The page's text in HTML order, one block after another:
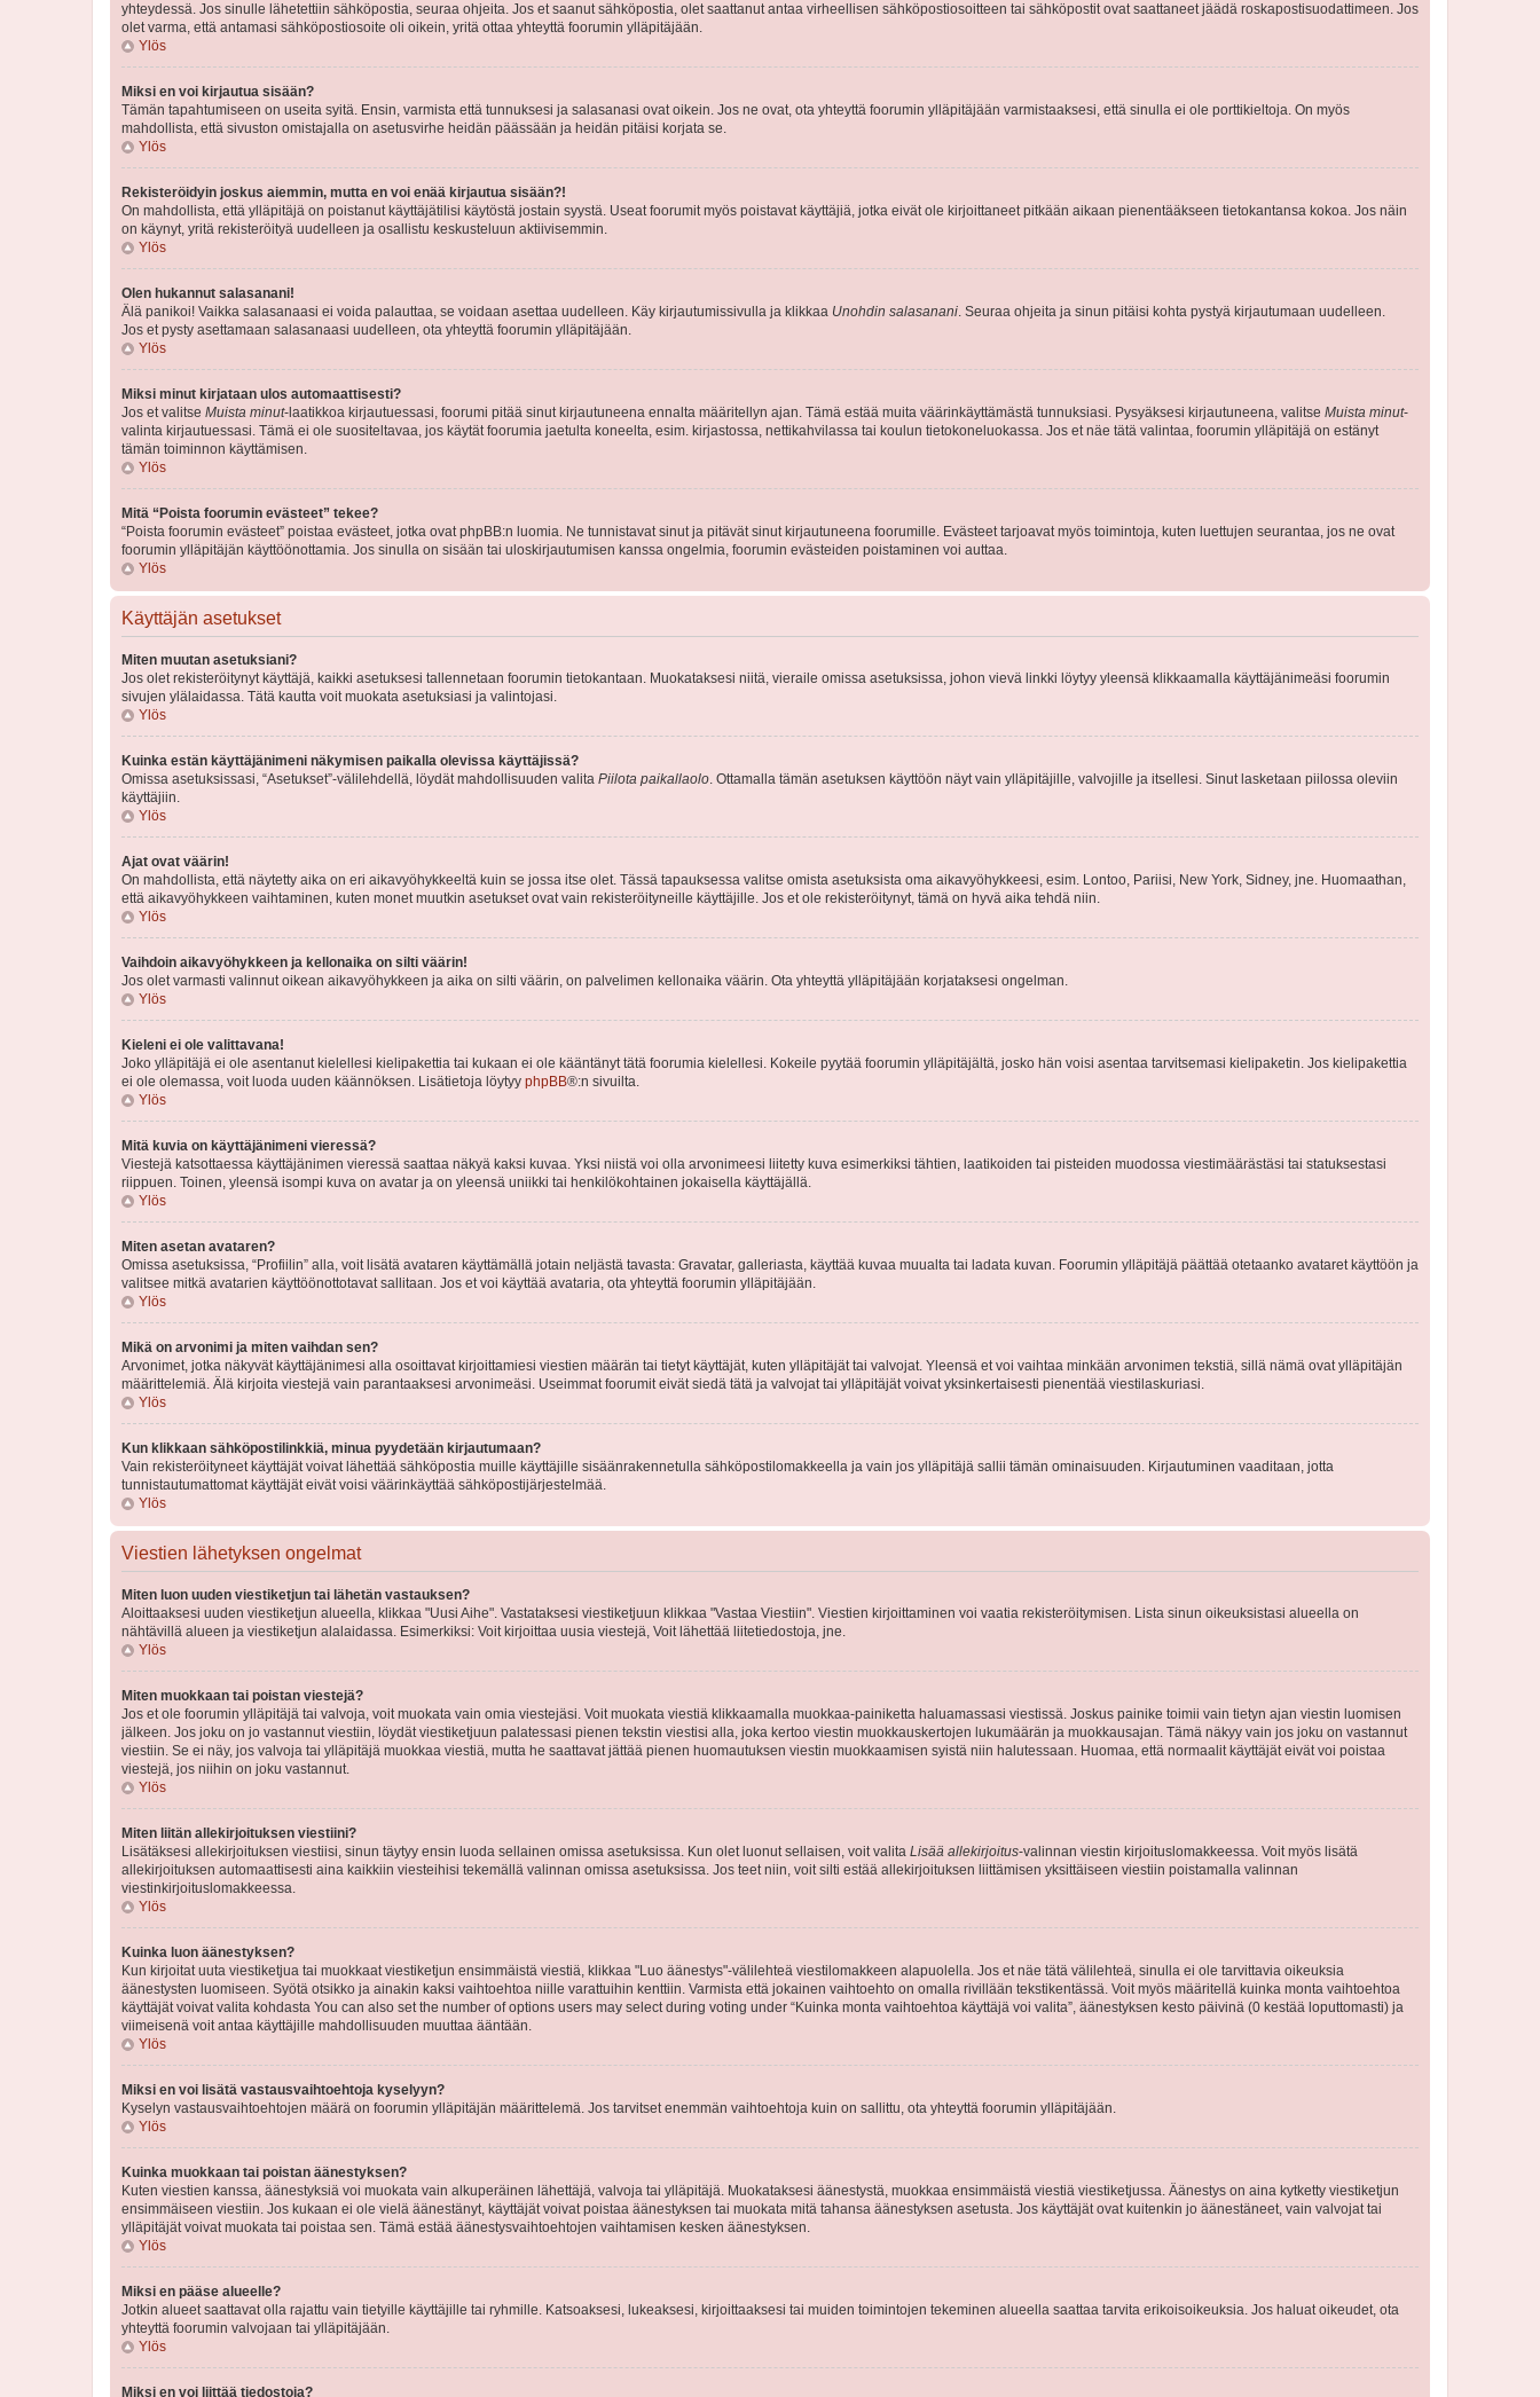
yhteydessä. Jos sinulle lähetettiin sähköpostia, seuraa ohjeita. Jos et saanut sähköpostia, olet saattanut antaa virheellisen sähköpostiosoitteen tai sähköpostit ovat saattaneet jäädä roskapostisuodattimeen. Jos
olet varma, että antamasi sähköpostiosoite oli oikein, yritä ottaa yhteyttä foorumin ylläpitäjään.
Ylös
Miksi en voi kirjautua sisään?
Tämän tapahtumiseen on useita syitä. Ensin, varmista että tunnuksesi ja salasanasi ovat oikein. Jos ne ovat, ota yhteyttä foorumin ylläpitäjään varmistaaksesi, että sinulla ei ole porttikieltoja. On myös
mahdollista, että sivuston omistajalla on asetusvirhe heidän päässään ja heidän pitäisi korjata se.
Ylös
Rekisteröidyin joskus aiemmin, mutta en voi enää kirjautua sisään?!
On mahdollista, että ylläpitäjä on poistanut käyttäjätilisi käytöstä jostain syystä. Useat foorumit myös poistavat käyttäjiä, jotka eivät ole kirjoittaneet pitkään aikaan pienentääkseen tietokantansa kokoa. Jos näin
on käynyt, yritä rekisteröityä uudelleen ja osallistu keskusteluun aktiivisemmin.
Ylös
Olen hukannut salasanani!
Älä panikoi! Vaikka salasanaasi ei voida palauttaa, se voidaan asettaa uudelleen. Käy kirjautumissivulla ja klikkaa Unohdin salasanani. Seuraa ohjeita ja sinun pitäisi kohta pystyä kirjautumaan uudelleen.
Jos et pysty asettamaan salasanaasi uudelleen, ota yhteyttä foorumin ylläpitäjään.
Ylös
Miksi minut kirjataan ulos automaattisesti?
Jos et valitse Muista minut-laatikkoa kirjautuessasi, foorumi pitää sinut kirjautuneena ennalta määritellyn ajan. Tämä estää muita väärinkäyttämästä tunnuksiasi. Pysyäksesi kirjautuneena, valitse Muista minut-
valinta kirjautuessasi. Tämä ei ole suositeltavaa, jos käytät foorumia jaetulta koneelta, esim. kirjastossa, nettikahvilassa tai koulun tietokoneluokassa. Jos et näe tätä valintaa, foorumin ylläpitäjä on estänyt
tämän toiminnon käyttämisen.
Ylös
Mitä “Poista foorumin evästeet” tekee?
“Poista foorumin evästeet” poistaa evästeet, jotka ovat phpBB:n luomia. Ne tunnistavat sinut ja pitävät sinut kirjautuneena foorumille. Evästeet tarjoavat myös toimintoja, kuten luettujen seurantaa, jos ne ovat
foorumin ylläpitäjän käyttöönottamia. Jos sinulla on sisään tai uloskirjautumisen kanssa ongelmia, foorumin evästeiden poistaminen voi auttaa.
Ylös
Käyttäjän asetukset
Miten muutan asetuksiani?
Jos olet rekisteröitynyt käyttäjä, kaikki asetuksesi tallennetaan foorumin tietokantaan. Muokataksesi niitä, vieraile omissa asetuksissa, johon vievä linkki löytyy yleensä klikkaamalla käyttäjänimeäsi foorumin
sivujen ylälaidassa. Tätä kautta voit muokata asetuksiasi ja valintojasi.
Ylös
Kuinka estän käyttäjänimeni näkymisen paikalla olevissa käyttäjissä?
Omissa asetuksissasi, “Asetukset”-välilehdellä, löydät mahdollisuuden valita Piilota paikallaolo. Ottamalla tämän asetuksen käyttöön näyt vain ylläpitäjille, valvojille ja itsellesi. Sinut lasketaan piilossa oleviin
käyttäjiin.
Ylös
Ajat ovat väärin!
On mahdollista, että näytetty aika on eri aikavyöhykkeeltä kuin se jossa itse olet. Tässä tapauksessa valitse omista asetuksista oma aikavyöhykkeesi, esim. Lontoo, Pariisi, New York, Sidney, jne. Huomaathan,
että aikavyöhykkeen vaihtaminen, kuten monet muutkin asetukset ovat vain rekisteröityneille käyttäjille. Jos et ole rekisteröitynyt, tämä on hyvä aika tehdä niin.
Ylös
Vaihdoin aikavyöhykkeen ja kellonaika on silti väärin!
Jos olet varmasti valinnut oikean aikavyöhykkeen ja aika on silti väärin, on palvelimen kellonaika väärin. Ota yhteyttä ylläpitäjään korjataksesi ongelman.
Ylös
Kieleni ei ole valittavana!
Joko ylläpitäjä ei ole asentanut kielellesi kielipakettia tai kukaan ei ole kääntänyt tätä foorumia kielellesi. Kokeile pyytää foorumin ylläpitäjältä, josko hän voisi asentaa tarvitsemasi kielipaketin. Jos kielipakettia
ei ole olemassa, voit luoda uuden käännöksen. Lisätietoja löytyy phpBB®:n sivuilta.
Ylös
Mitä kuvia on käyttäjänimeni vieressä?
Viestejä katsottaessa käyttäjänimen vieressä saattaa näkyä kaksi kuvaa. Yksi niistä voi olla arvonimeesi liitetty kuva esimerkiksi tähtien, laatikoiden tai pisteiden muodossa viestimäärästäsi tai statuksestasi
riippuen. Toinen, yleensä isompi kuva on avatar ja on yleensä uniikki tai henkilökohtainen jokaisella käyttäjällä.
Ylös
Miten asetan avataren?
Omissa asetuksissa, “Profiilin” alla, voit lisätä avataren käyttämällä jotain neljästä tavasta: Gravatar, galleriasta, käyttää kuvaa muualta tai ladata kuvan. Foorumin ylläpitäjä päättää otetaanko avataret käyttöön ja
valitsee mitkä avatarien käyttöönottotavat sallitaan. Jos et voi käyttää avataria, ota yhteyttä foorumin ylläpitäjään.
Ylös
Mikä on arvonimi ja miten vaihdan sen?
Arvonimet, jotka näkyvät käyttäjänimesi alla osoittavat kirjoittamiesi viestien määrän tai tietyt käyttäjät, kuten ylläpitäjät tai valvojat. Yleensä et voi vaihtaa minkään arvonimen tekstiä, sillä nämä ovat ylläpitäjän
määrittelemiä. Älä kirjoita viestejä vain parantaaksesi arvonimeäsi. Useimmat foorumit eivät siedä tätä ja valvojat tai ylläpitäjät voivat yksinkertaisesti pienentää viestilaskuriasi.
Ylös
Kun klikkaan sähköpostilinkkiä, minua pyydetään kirjautumaan?
Vain rekisteröityneet käyttäjät voivat lähettää sähköpostia muille käyttäjille sisäänrakennetulla sähköpostilomakkeella ja vain jos ylläpitäjä sallii tämän ominaisuuden. Kirjautuminen vaaditaan, jotta
tunnistautumattomat käyttäjät eivät voisi väärinkäyttää sähköpostijärjestelmää.
Ylös
Viestien lähetyksen ongelmat
Miten luon uuden viestiketjun tai lähetän vastauksen?
Aloittaaksesi uuden viestiketjun alueella, klikkaa "Uusi Aihe". Vastataksesi viestiketjuun klikkaa "Vastaa Viestiin". Viestien kirjoittaminen voi vaatia rekisteröitymisen. Lista sinun oikeuksistasi alueella on
nähtävillä alueen ja viestiketjun alalaidassa. Esimerkiksi: Voit kirjoittaa uusia viestejä, Voit lähettää liitetiedostoja, jne.
Ylös
Miten muokkaan tai poistan viestejä?
Jos et ole foorumin ylläpitäjä tai valvoja, voit muokata vain omia viestejäsi. Voit muokata viestiä klikkaamalla muokkaa-painiketta haluamassasi viestissä. Joskus painike toimii vain tietyn ajan viestin luomisen
jälkeen. Jos joku on jo vastannut viestiin, löydät viestiketjuun palatessasi pienen tekstin viestisi alla, joka kertoo viestin muokkauskertojen lukumäärän ja muokkausajan. Tämä näkyy vain jos joku on vastannut
viestiin. Se ei näy, jos valvoja tai ylläpitäjä muokkaa viestiä, mutta he saattavat jättää pienen huomautuksen viestin muokkaamisen syistä niin halutessaan. Huomaa, että normaalit käyttäjät eivät voi poistaa
viestejä, jos niihin on joku vastannut.
Ylös
Miten liitän allekirjoituksen viestiini?
Lisätäksesi allekirjoituksen viestiisi, sinun täytyy ensin luoda sellainen omissa asetuksissa. Kun olet luonut sellaisen, voit valita Lisää allekirjoitus-valinnan viestin kirjoituslomakkeessa. Voit myös lisätä
allekirjoituksen automaattisesti aina kaikkiin viesteihisi tekemällä valinnan omissa asetuksissa. Jos teet niin, voit silti estää allekirjoituksen liittämisen yksittäiseen viestiin poistamalla valinnan
viestinkirjoituslomakkeessa.
Ylös
Kuinka luon äänestyksen?
Kun kirjoitat uuta viestiketjua tai muokkaat viestiketjun ensimmäistä viestiä, klikkaa "Luo äänestys"-välilehteä viestilomakkeen alapuolella. Jos et näe tätä välilehteä, sinulla ei ole tarvittavia oikeuksia
äänestysten luomiseen. Syötä otsikko ja ainakin kaksi vaihtoehtoa niille varattuihin kenttiin. Varmista että jokainen vaihtoehto on omalla rivillään tekstikentässä. Voit myös määritellä kuinka monta vaihtoehtoa
käyttäjät voivat valita kohdasta You can also set the number of options users may select during voting under “Kuinka monta vaihtoehtoa käyttäjä voi valita”, äänestyksen kesto päivinä (0 kestää loputtomasti) ja
viimeisenä voit antaa käyttäjille mahdollisuuden muuttaa ääntään.
Ylös
Miksi en voi lisätä vastausvaihtoehtoja kyselyyn?
Kyselyn vastausvaihtoehtojen määrä on foorumin ylläpitäjän määrittelemä. Jos tarvitset enemmän vaihtoehtoja kuin on sallittu, ota yhteyttä foorumin ylläpitäjään.
Ylös
Kuinka muokkaan tai poistan äänestyksen?
Kuten viestien kanssa, äänestyksiä voi muokata vain alkuperäinen lähettäjä, valvoja tai ylläpitäjä. Muokataksesi äänestystä, muokkaa ensimmäistä viestiä viestiketjussa. Äänestys on aina kytketty viestiketjun
ensimmäiseen viestiin. Jos kukaan ei ole vielä äänestänyt, käyttäjät voivat poistaa äänestyksen tai muokata mitä tahansa äänestyksen asetusta. Jos käyttäjät ovat kuitenkin jo äänestäneet, vain valvojat tai
ylläpitäjät voivat muokata tai poistaa sen. Tämä estää äänestysvaihtoehtojen vaihtamisen kesken äänestyksen.
Ylös
Miksi en pääse alueelle?
Jotkin alueet saattavat olla rajattu vain tietyille käyttäjille tai ryhmille. Katsoaksesi, lukeaksesi, kirjoittaaksesi tai muiden toimintojen tekeminen alueella saattaa tarvita erikoisoikeuksia. Jos haluat oikeudet, ota
yhteyttä foorumin valvojaan tai ylläpitäjään.
Ylös
Miksi en voi liittää tiedostoja?